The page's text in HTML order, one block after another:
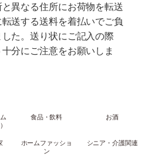
異なる住所にお荷物を転送
送する送料を着払いでご負
た。送り状にご記入の際
分にご注意をお願いしま
食品・飲料 お酒
ホームファッショ
ン
シニア・介護関連